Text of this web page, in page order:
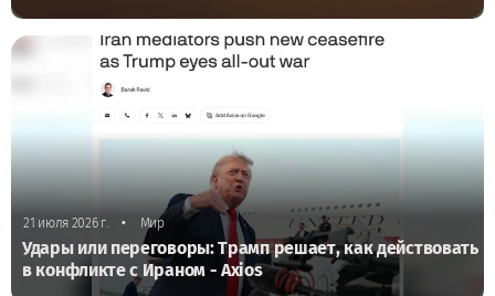
21 июля 2026 г. • Мир
Удары или переговоры: Трамп решает, как действовать
в конфликте с Ираном - Axios